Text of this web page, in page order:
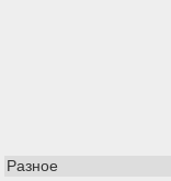
Разное